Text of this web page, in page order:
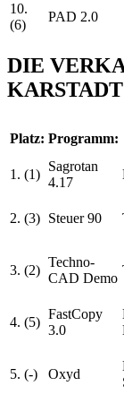
10.
(6)
PAD 2.0
DIE
Platz: Programm:
1. (1)
Sagrotan
4.17
2. (3) Steuer 90
3. (2)
Techno-
CAD Demo
4. (5)
FastCopy
3.0
5. (-) Oxyd